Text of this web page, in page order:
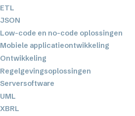
ETL
JSON
Low-code en no-code oplossingen
Mobiele applicatieontwikkeling
Ontwikkeling
Regelgevingsoplossingen
Serversoftware
UML
XBRL